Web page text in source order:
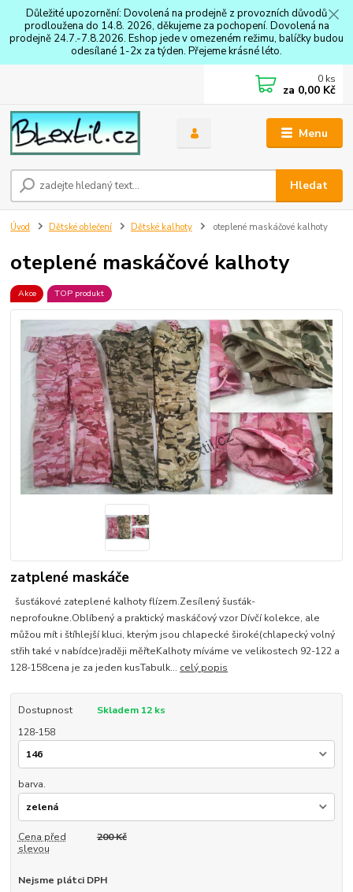
Důležité upozornění: Dovolená na prodejně z provozních důvodů
prodloužena do 14.8. 2026, děkujeme za pochopení. Dovolená na
prodejně 24.7.-7.8.2026. Eshop jede v omezeném režimu, balíčky budou
odesílané 1-2x za týden. Přejeme krásné léto.
Menu
Hledat
0 ks
za 0,00 Kč
Úvod Dětské oblečení Dětské kalhoty oteplené maskáčové kalhoty
oteplené maskáčové kalhoty
Akce TOP produkt
zatplené maskáče
šusťákové zateplené kalhoty flízem.Zesílený šusťák-
neprofoukne.Oblíbený a praktický maskáčový vzor Dívčí kolekce, ale
můžou mít i štíhlejší kluci, kterým jsou chlapecké široké(chlapecký volný
střih také v nabídce)raději měřteKalhoty míváme ve velikostech 92-122 a
128-158cena je za jeden kusTabulk... celý popis
Dostupnost
Skladem 12 ks
128-158
barva.
Cena před
slevou
200 Kč
Nejsme plátci DPH